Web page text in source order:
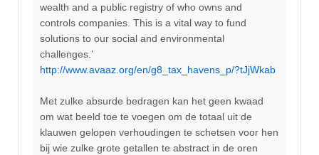
wealth and a public registry of who owns and
controls companies. This is a vital way to fund
solutions to our social and environmental
challenges.’
http://www.avaaz.org/en/g8_tax_havens_p/?tJjWkab
Met zulke absurde bedragen kan het geen kwaad
om wat beeld toe te voegen om de totaal uit de
klauwen gelopen verhoudingen te schetsen voor hen
bij wie zulke grote getallen te abstract in de oren